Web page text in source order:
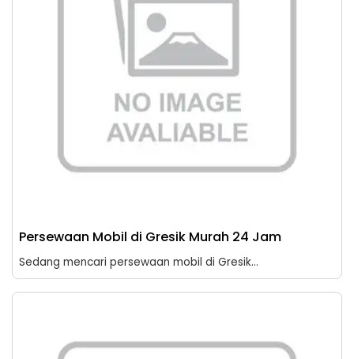
Persewaan Mobil di Gresik Murah 24 Jam
Sedang mencari persewaan mobil di Gresik...